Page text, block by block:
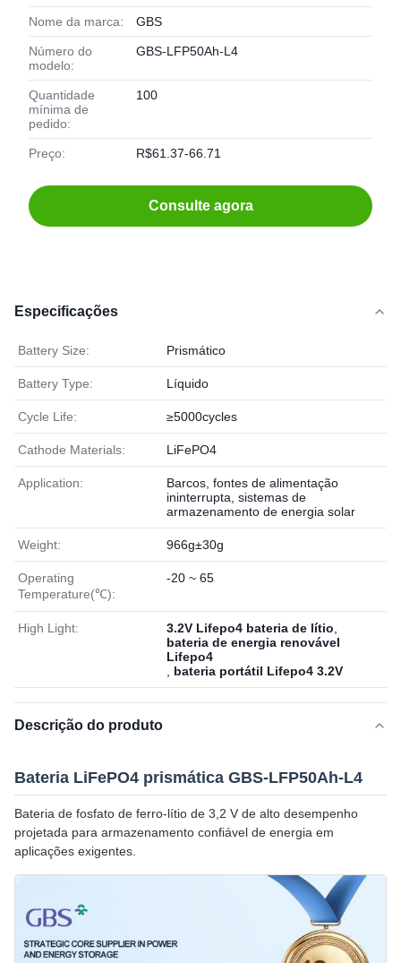
Nome da marca: GBS
Número do
modelo:
GBS-LFP50Ah-L4
Quantidade
mínima de
pedido:
100
Preço: R$61.37-66.71
Consulte agora
Especificações
Battery Size: Prismático
Battery Type: Líquido
Cycle Life: ≥5000cycles
Cathode Materials: LiFePO4
Application:
Barcos, fontes de alimentação
ininterrupta, sistemas de
armazenamento de energia solar
Weight: 966g±30g
Operating
Temperature(℃):
-20 ~ 65
High Light: 3.2V Lifepo4 bateria de lítio
bateria de energia renovável
Lifepo4
bateria portátil Lifepo4 3.2V
Descrição do produto
Bateria LiFePO4 prismática GBS-LFP50Ah-L4
Bateria de fosfato de ferro-lítio de 3,2 V de alto desempenho
projetada para armazenamento confiável de energia em
aplicações exigentes.